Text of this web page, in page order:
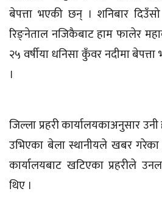
बेपत्ता भएकी छन् । शनिबार
रिङ्नेतालनजिकैबाट हाम फालेर
२५ वर्षीयाधनिसाकुँवर नदीमा
।
जिल्ला प्रहरीकार्यालयकाअनुसार
उभिएका बेला स्थानीयले खबर गरेका
कार्यालयबाट खटिएका प्रहरीले
थिए ।